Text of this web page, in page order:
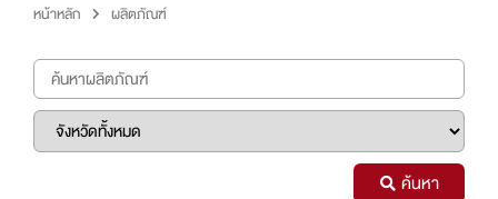
หน้าหลัก ผลิตภัณฑ์
ค้นหา